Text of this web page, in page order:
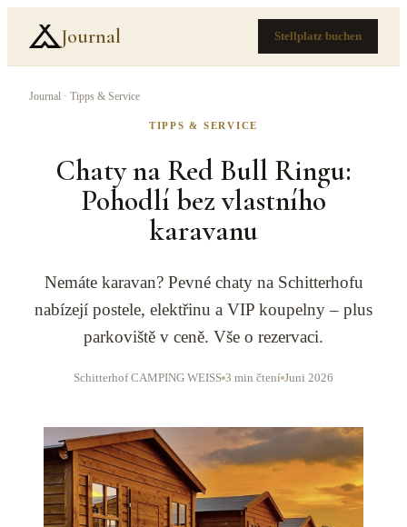
Journal Stellplatz buchen
Journal · Tipps & Service
TIPPS & SERVICE
Chaty na Red Bull Ringu:
Pohodlí bez vlastního
karavanu
Nemáte karavan? Pevné chaty na Schitterhofu
nabízejí postele, elektřinu a VIP koupelny – plus
parkoviště v ceně. Vše o rezervaci.
Schitterhof CAMPING WEISS 3 min čtení Juni 2026